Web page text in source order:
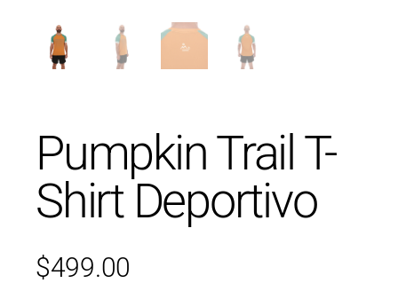
Pumpkin Trail T-
Shirt Deportivo
$499.00